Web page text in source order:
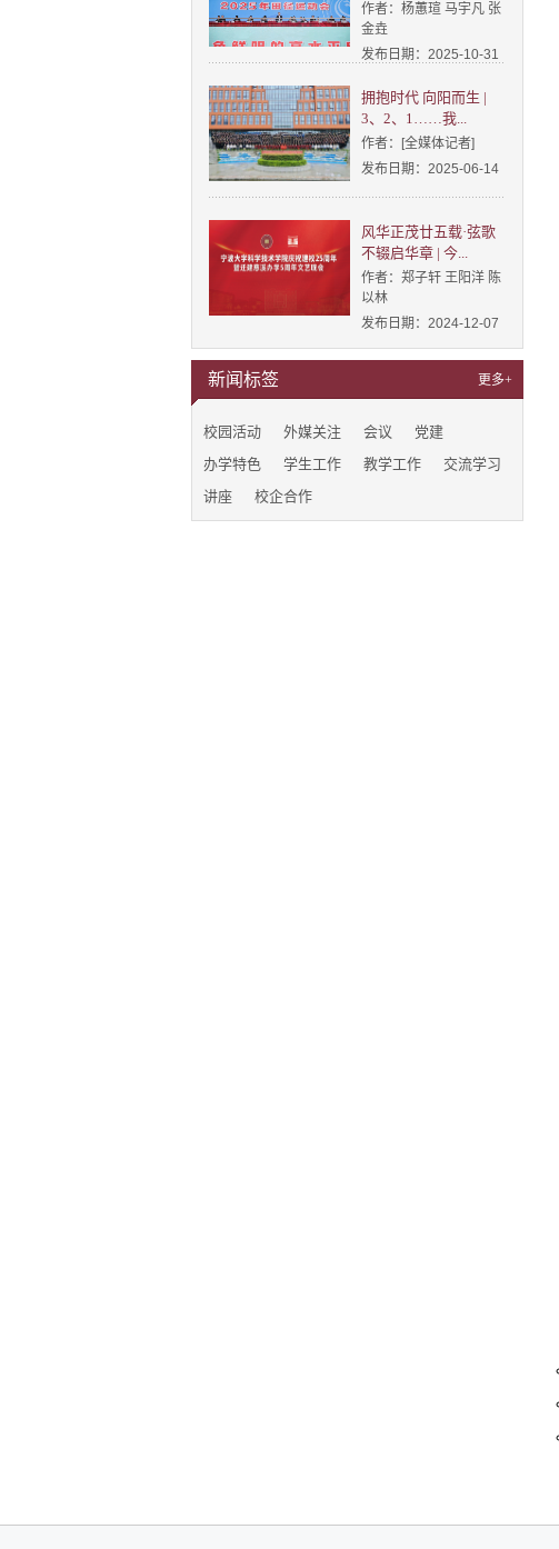
作者：杨蕙瑄 马宇凡 张
金垚
发布日期：2025-10-31
拥抱时代 向阳而生 |
3、2、1……我...
作者：[全媒体记者]
发布日期：2025-06-14
风华正茂廿五载·弦歌
不辍启华章 | 今...
作者：郑子轩 王阳洋 陈
以林
发布日期：2024-12-07
新闻标签 更多+
校园活动 外媒关注 会议
党建
办学特色
学生工作 教学工作
交流学习
讲座
校企合作